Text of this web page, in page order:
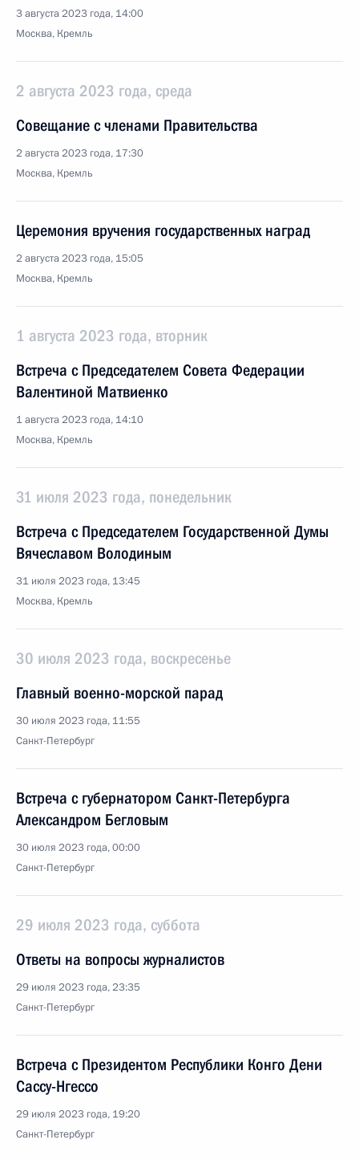
3 августа 2023 года, 14:00
Москва, Кремль
2 августа 2023 года, среда
Совещание с членами Правительства
2 августа 2023 года, 17:30
Москва, Кремль
Церемония вручения государственных наград
2 августа 2023 года, 15:05
Москва, Кремль
1 августа 2023 года, вторник
Встреча с Председателем Совета Федерации
Валентиной Матвиенко
1 августа 2023 года, 14:10
Москва, Кремль
31 июля 2023 года, понедельник
Встреча с Председателем Государственной Думы
Вячеславом Володиным
31 июля 2023 года, 13:45
Москва, Кремль
30 июля 2023 года, воскресенье
Главный военно-морской парад
30 июля 2023 года, 11:55
Санкт-Петербург
Встреча с губернатором Санкт-Петербурга
Александром Бегловым
30 июля 2023 года, 00:00
Санкт-Петербург
29 июля 2023 года, суббота
Ответы на вопросы журналистов
29 июля 2023 года, 23:35
Санкт-Петербург
Встреча с Президентом Республики Конго Дени
Сассу-Нгессо
29 июля 2023 года, 19:20
Санкт-Петербург